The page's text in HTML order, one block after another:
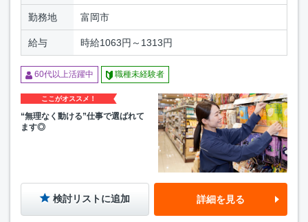
勤務地 富岡市
給与 時給1063円～1313円
60代以上活躍中 職種未経験者
ここがオススメ！
“無理なく動ける”仕事で選ばれて
ます◎
検討リストに追加 詳細を見る